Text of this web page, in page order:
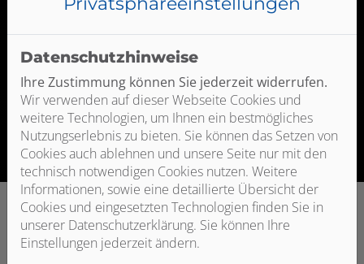
Jetzt ganz einfach und bequem online Termine
anfragen!
Termin vereinbaren
Datenschutzhinweise
Ihre Zustimmung können Sie jederzeit widerrufen.
Wir verwenden auf dieser Webseite Cookies und
weitere Technologien, um Ihnen ein bestmögliches
Nutzungserlebnis zu bieten. Sie können das Setzen von
Cookies auch ablehnen und unsere Seite nur mit den
technisch notwendigen Cookies nutzen. Weitere
Informationen, sowie eine detaillierte Übersicht der
Cookies und eingesetzten Technologien finden Sie in
unserer Datenschutzerklärung. Sie können Ihre
Einstellungen jederzeit ändern.